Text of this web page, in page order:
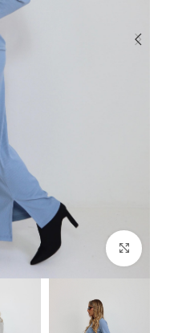
Click to enlarge